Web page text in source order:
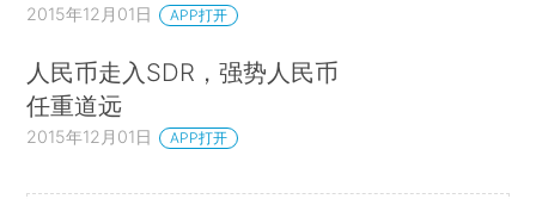
2015年12月01日 APP打开
人民币走入SDR，强势人民币
任重道远
2015年12月01日 APP打开